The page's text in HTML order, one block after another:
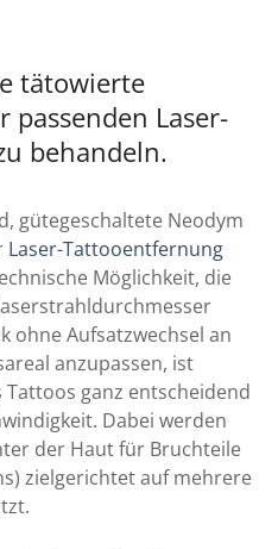
tätowierte
Laser-
behandeln.
gütegeschaltete Neodym
Laser-Tattooentfernung
Möglichkeit, die
ohne Aufsatzwechsel an
anzupassen, ist
ganz entscheidend
Dabei werden
der Haut für Bruchteile
zielgerichtet auf mehrere